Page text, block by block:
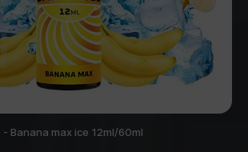
- Banana max ice 12ml/60ml